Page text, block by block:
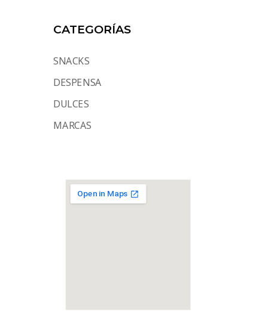
CATEGORÍAS
SNACKS
DESPENSA
DULCES
MARCAS